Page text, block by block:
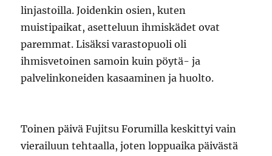
linjastoilla. Joidenkin osien, kuten
muistipaikat, asetteluun ihmiskädet ovat
paremmat. Lisäksi varastopuoli oli
ihmisvetoinen samoin kuin pöytä- ja
palvelinkoneiden kasaaminen ja huolto.
Toinen päivä Fujitsu Forumilla keskittyi vain
vierailuun tehtaalla, joten loppuaika päivästä